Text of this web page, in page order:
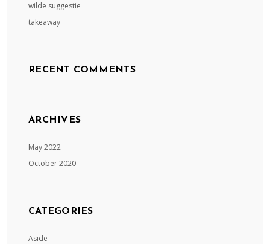
wilde suggestie
takeaway
RECENT COMMENTS
ARCHIVES
May 2022
October 2020
CATEGORIES
Aside